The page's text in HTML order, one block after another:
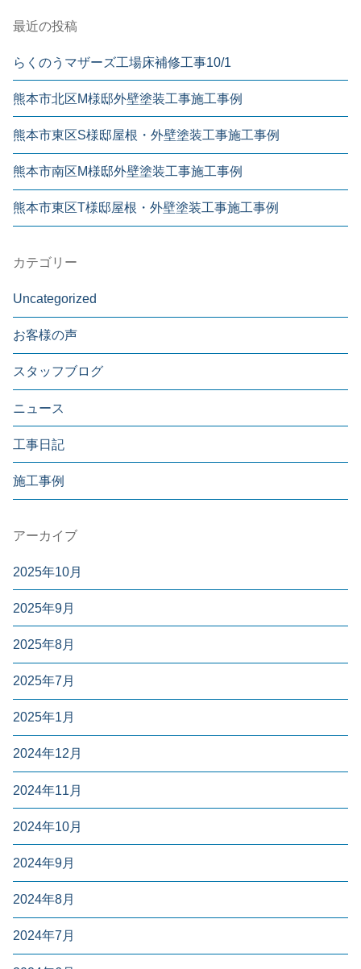
ン
最近の投稿
らくのうマザーズ工場床補修工事10/1
熊本市北区M様邸外壁塗装工事施工事例
熊本市東区S様邸屋根・外壁塗装工事施工事例
熊本市南区M様邸外壁塗装工事施工事例
熊本市東区T様邸屋根・外壁塗装工事施工事例
カテゴリー
Uncategorized
お客様の声
スタッフブログ
ニュース
工事日記
施工事例
アーカイブ
2025年10月
2025年9月
2025年8月
2025年7月
2025年1月
2024年12月
2024年11月
2024年10月
2024年9月
2024年8月
2024年7月